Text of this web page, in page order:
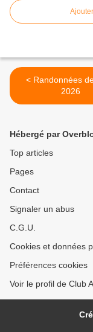
< Randonnées de Mars
2026
Hébergé par
Top articles
Pages
Contact
Signaler un abus
C.G.U.
Cookies et données
Préférences cookies
Voir le profil de Club